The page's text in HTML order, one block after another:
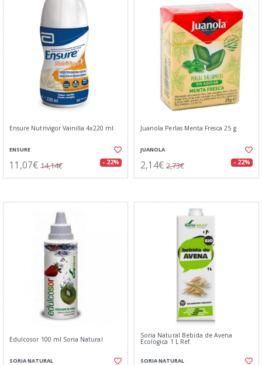
Ensure Nutrivigor Vainilla 4x220 ml
ENSURE
11,07€ 14,14€ - 22%
Juanola Perlas Menta Fresca 25 g
JUANOLA
2,14€ 2,73€ - 22%
Edulcosor 100 ml Soria Natural
SORIA NATURAL
Soria Natural Bebida de Avena
Ecologica 1 L Ref.
SORIA NATURAL